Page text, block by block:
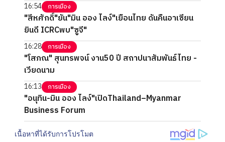
16:54 การเมือง
"สีหศักดิ์"ยัน"มิน ออง ไลง์"เยือนไทย ดันคืนอาเซียน
ยินดี ICRCพบ"ซูจี"
16:28 การเมือง
"โสภณ" สุนทรพจน์ งาน50 ปี สถาปนาสัมพันธ์ไทย -
เวียดนาม
16:13 การเมือง
"อนุทิน-มิน ออง ไลง์"เปิดThailand–Myanmar
Business Forum